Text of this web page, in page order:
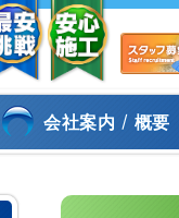
会社案内 / 概要